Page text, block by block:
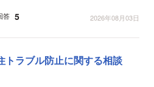
答 5 2026年08月03日
トラブル防止に関する相談